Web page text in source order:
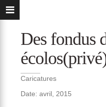
Des fondus
Caricatures
Date: avril, 2015